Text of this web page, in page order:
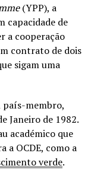
(YPP), a
capacidade de
a cooperação
contrato de dois
sigam uma
país-membro,
Janeiro de 1982.
académico que
a OCDE, como a
verde.